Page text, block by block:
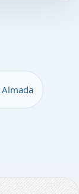
Almada